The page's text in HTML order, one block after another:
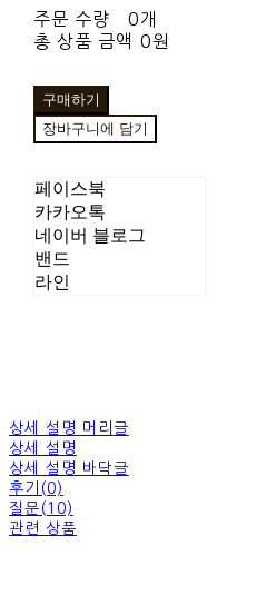
주문 수량
0개
총 상품 금액 0원
구매하기
장바구니에 담기
페이스북
카카오톡
네이버 블로그
밴드
라인
상세 설명 머리글
상세 설명
상세 설명 바닥글
후기(0)
질문(10)
관련 상품